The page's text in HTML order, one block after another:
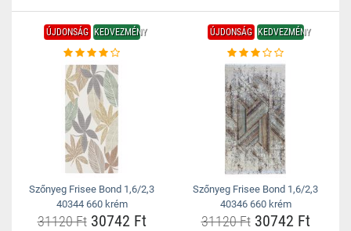
ÚJDONSÁG KEDVEZMÉNY
Szőnyeg Frisee Bond 1,6/2,3
40344 660 krém
31120 Ft30742 Ft
ÚJDONSÁG KEDVEZMÉNY
Szőnyeg Frisee Bond 1,6/2,3
40346 660 krém
31120 Ft30742 Ft